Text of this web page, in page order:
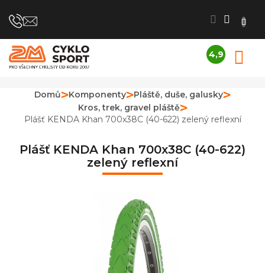
na
4,9
obchodu
je
z
Domů Komponenty
Pláště, duše, galusky
Kros, trek, gravel pláště
Plášť KENDA Khan 700x38C (40-622) zelený reflexní
Plášť KENDA Khan 700x38C (40-622)
zelený reflexní